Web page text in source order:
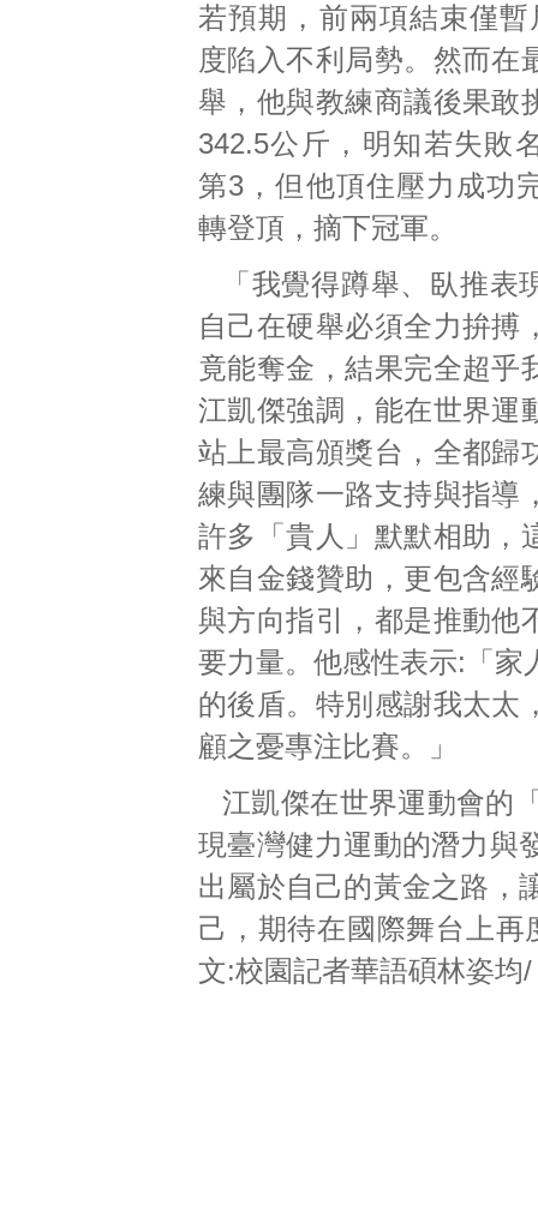
若預期，前兩項結束僅
度陷入不利局勢。然而在
舉，他與教練商議後果敢
342.5公斤，明知若失敗
第3，但他頂住壓力成功
轉登頂，摘下冠軍。
「我覺得蹲舉、臥推表
自己在硬舉必須全力拚搏
竟能奪金，結果完全超乎
江凱傑強調，能在世界運
站上最高頒獎台，全都歸
練與團隊一路支持與指導
許多「貴人」默默相助，
來自金錢贊助，更包含經
與方向指引，都是推動他
要力量。他感性表示:「家
的後盾。特別感謝我太太
顧之憂專注比賽。」
江凱傑在世界運動會的
現臺灣健力運動的潛力與
出屬於自己的黃金之路，
己，期待在國際舞台上
文:校園記者華語碩林姿